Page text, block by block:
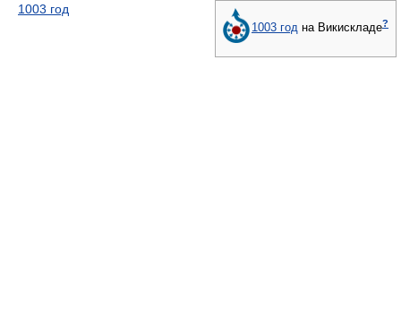
1003 год на Викискладе?
1003 год